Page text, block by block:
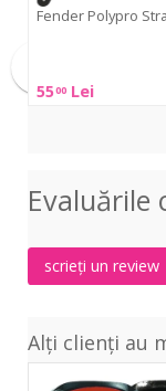
Fender Polypro
5500 Lei
Polypro
Evaluările
scrieți un review
Alți clienți au